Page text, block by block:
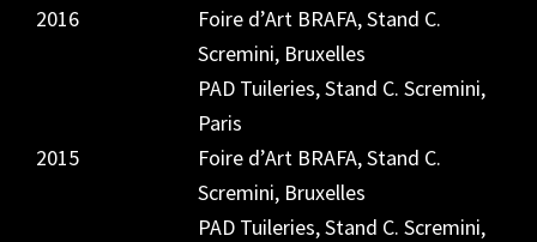
2016
Foire d’Art BRAFA, Stand C.
Scremini, Bruxelles
PAD Tuileries, Stand C. Scremini,
Paris
2015
Foire d’Art BRAFA, Stand C.
Scremini, Bruxelles
PAD Tuileries, Stand C. Scremini,